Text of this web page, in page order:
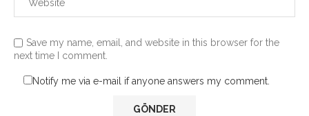
Save my name, email, and website in this browser for the
next time I comment.
Notify me via e-mail if anyone answers my comment.